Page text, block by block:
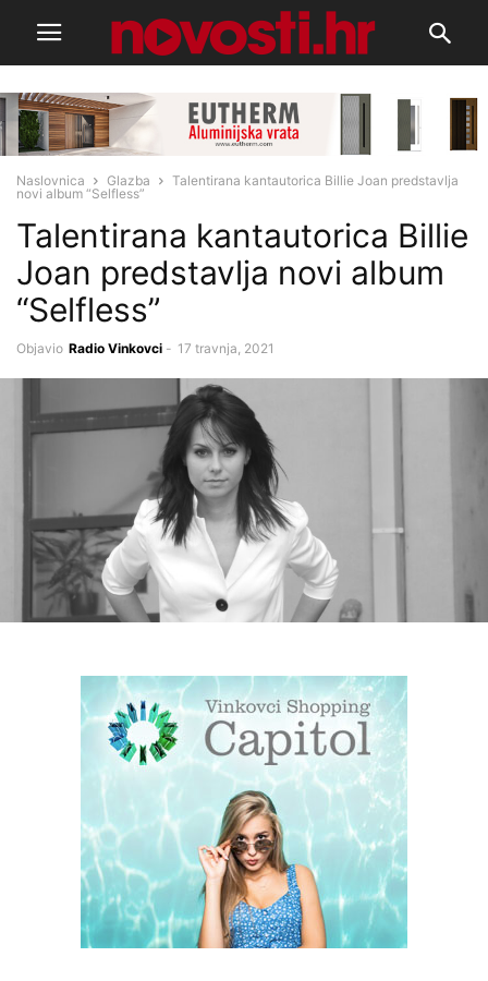
Naslovnica Glazba
Talentirana kantautorica Billie Joan predstavlja
novi album “Selfless”
Talentirana kantautorica Billie
Joan predstavlja novi album
“Selfless”
Objavio Radio Vinkovci - 17 travnja, 2021